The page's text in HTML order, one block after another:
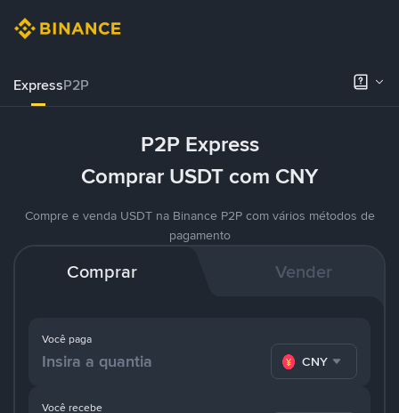
ExpressP2P
P2P Express
Comprar USDT com CNY
Compre e venda USDT na Binance P2P com vários métodos de
pagamento
Comprar Vender
Você paga
CNY
Você recebe